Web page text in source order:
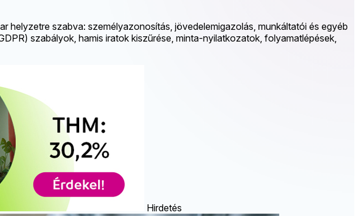
helyzetre szabva: személyazonosítás, jövedelemigazolás, munkáltatói és egyéb
szabályok, hamis iratok kiszűrése, minta-nyilatkozatok, folyamatlépések,
Hirdetés